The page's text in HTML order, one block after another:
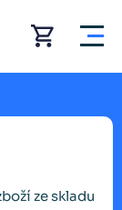
ze skladu